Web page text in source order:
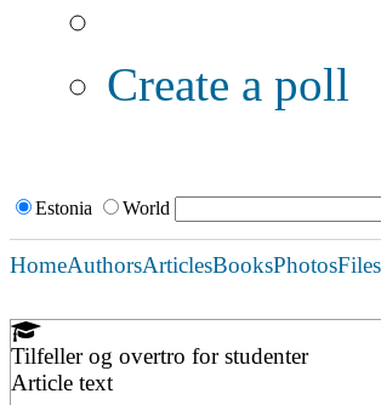
Create a poll
Estonia World
HomeAuthorsArticlesBooksPhotosFiles
Tilfeller og overtro for studenter
Article text